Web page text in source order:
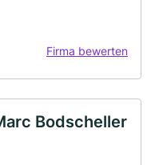
Firma bewerten
Bodscheller